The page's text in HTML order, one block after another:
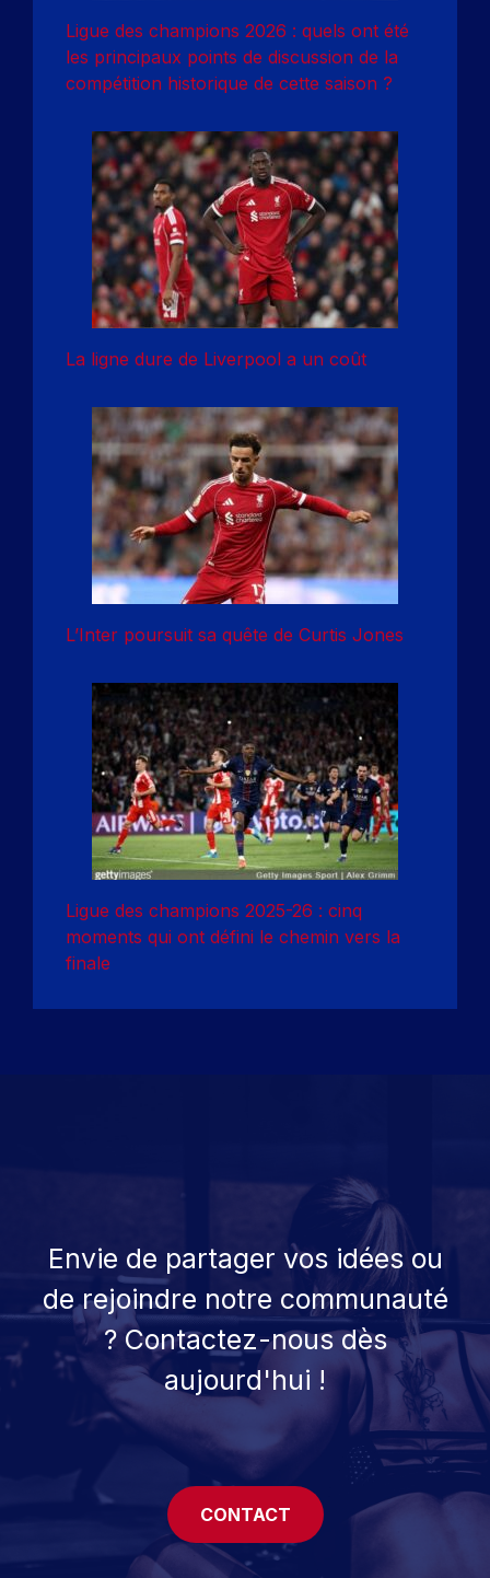
Ligue des champions 2026 : quels ont été
les principaux points de discussion de la
compétition historique de cette saison ?
La ligne dure de Liverpool a un coût
L’Inter poursuit sa quête de Curtis Jones
Ligue des champions 2025-26 : cinq
moments qui ont défini le chemin vers la
finale
Envie de partager vos idées ou
de rejoindre notre communauté
? Contactez-nous dès
aujourd'hui !
CONTACT